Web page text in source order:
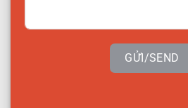
GỬI/SEND